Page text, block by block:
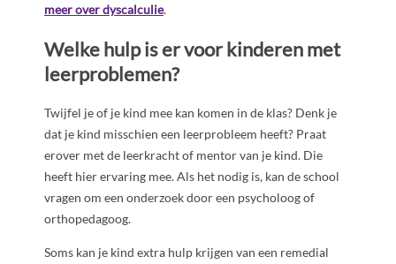
meer over dyscalculie.
Welke hulp is er voor kinderen met
leerproblemen?
Twijfel je of je kind mee kan komen in de klas? Denk je
dat je kind misschien een leerprobleem heeft? Praat
erover met de leerkracht of mentor van je kind. Die
heeft hier ervaring mee. Als het nodig is, kan de school
vragen om een onderzoek door een psycholoog of
orthopedagoog.
Soms kan je kind extra hulp krijgen van een remedial